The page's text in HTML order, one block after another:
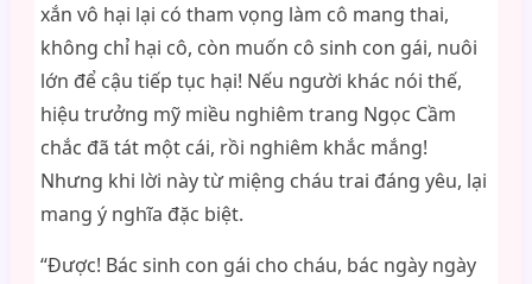
xắn vô hại lại có tham vọng làm cô mang thai,
không chỉ hại cô, còn muốn cô sinh con gái, nuôi
lớn để cậu tiếp tục hại! Nếu người khác nói thế,
hiệu trưởng mỹ miều nghiêm trang Ngọc Cầm
chắc đã tát một cái, rồi nghiêm khắc mắng!
Nhưng khi lời này từ miệng cháu trai đáng yêu, lại
mang ý nghĩa đặc biệt.
“Được! Bác sinh con gái cho cháu, bác ngày ngày